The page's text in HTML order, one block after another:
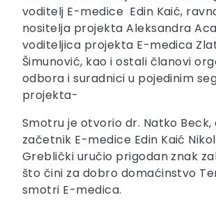
voditelj E-medice Edin Kaić,
nositelja projekta Aleksandra
voditeljica projekta E-medica
Šimunović, kao i ostali članovi
odbora i suradnici u pojedinim
projekta-
Smotru je otvorio dr. Natko Beck,
začetnik E-medice Edin Kaić
Greblički uručio prigodan znak
što čini za dobro domaćinstvo
smotri E-medica.